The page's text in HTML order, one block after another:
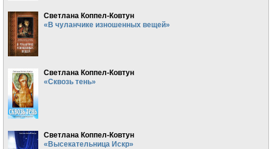
Светлана Коппел-Ковтун
«В чуланчике изношенных вещей»
Светлана Коппел-Ковтун
«Сквозь тень»
Светлана Коппел-Ковтун
«Высекательница Искр»